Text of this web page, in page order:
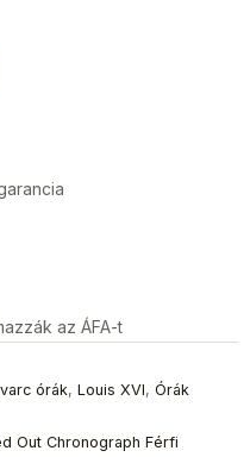
az ÁFA-t
órák, Louis XVI, Órák
Out Chronograph Férfi